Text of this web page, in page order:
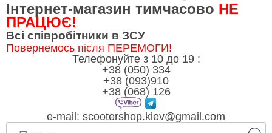
Інтернет-магазин тимчасово НЕ
ПРАЦЮЄ!
Всі співробітники в ЗСУ
Повернемось після ПЕРЕМОГИ!
Телефонуйте з 10 до 19 :
+38 (050) 334
+38 (093)910
+38 (068) 126
e-mail: scootershop.kiev@gmail.com